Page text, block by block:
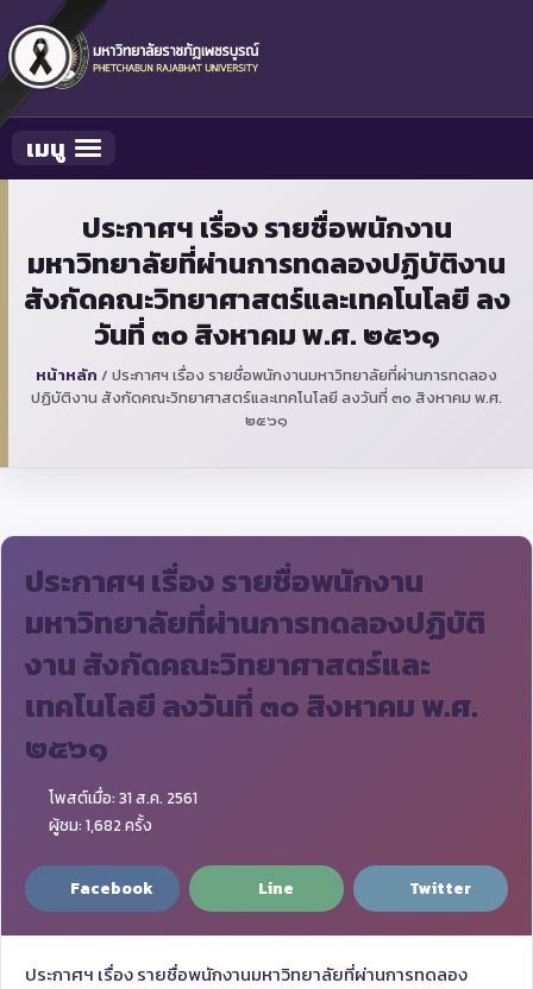
Toggle navigation
เมนู
ประกาศฯ เรื่อง รายชื่อพนักงาน
มหาวิทยาลัยที่ผ่านการทดลองปฏิบัติงาน
สังกัดคณะวิทยาศาสตร์และเทคโนโลยี ลง
วันที่ ๓๐ สิงหาคม พ.ศ. ๒๕๖๑
หน้าหลัก / ประกาศฯ เรื่อง รายชื่อพนักงานมหาวิทยาลัยที่ผ่านการทดลอง
ปฏิบัติงาน สังกัดคณะวิทยาศาสตร์และเทคโนโลยี ลงวันที่ ๓๐ สิงหาคม พ.ศ.
๒๕๖๑
ประกาศฯ เรื่อง รายชื่อพนักงาน
มหาวิทยาลัยที่ผ่านการทดลองปฏิบัติ
งาน สังกัดคณะวิทยาศาสตร์และ
เทคโนโลยี ลงวันที่ ๓๐ สิงหาคม พ.ศ.
๒๕๖๑
โพสต์เมื่อ: 31 ส.ค. 2561
ผู้ชม: 1,682 ครั้ง
Facebook Line Twitter
ประกาศฯ เรื่อง รายชื่อพนักงานมหาวิทยาลัยที่ผ่านการทดลอง